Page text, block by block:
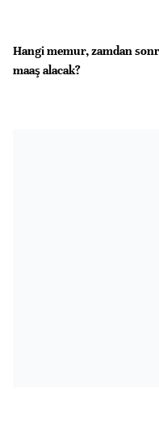
Hangi memur, zamdan
maaş alacak?